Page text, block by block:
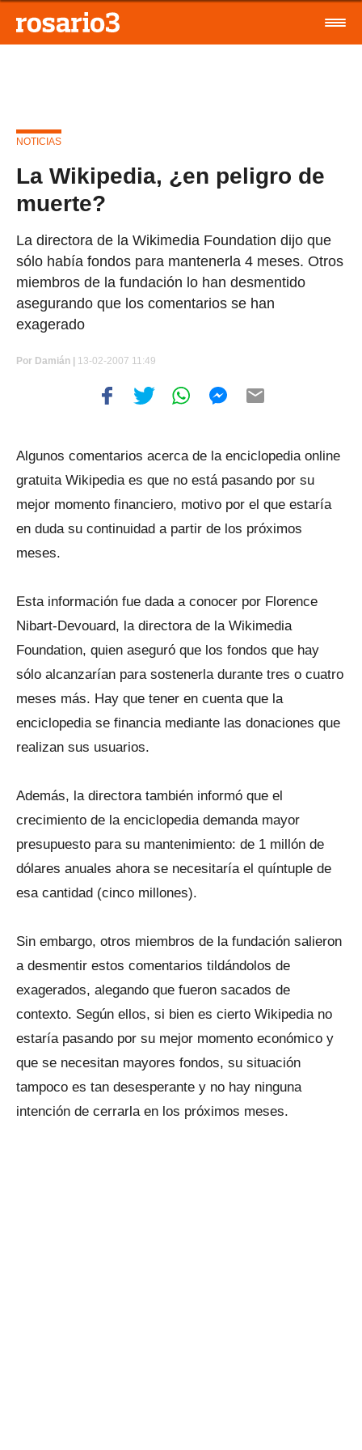
NOTICIAS
La Wikipedia, ¿en peligro de
muerte?
La directora de la Wikimedia Foundation dijo que
sólo había fondos para mantenerla 4 meses. Otros
miembros de la fundación lo han desmentido
asegurando que los comentarios se han
exagerado
Por Damián | 13-02-2007 11:49
Algunos comentarios acerca de la enciclopedia online
gratuita Wikipedia es que no está pasando por su
mejor momento financiero, motivo por el que estaría
en duda su continuidad a partir de los próximos
meses.
Esta información fue dada a conocer por Florence
Nibart-Devouard, la directora de la Wikimedia
Foundation, quien aseguró que los fondos que hay
sólo alcanzarían para sostenerla durante tres o cuatro
meses más. Hay que tener en cuenta que la
enciclopedia se financia mediante las donaciones que
realizan sus usuarios.
Además, la directora también informó que el
crecimiento de la enciclopedia demanda mayor
presupuesto para su mantenimiento: de 1 millón de
dólares anuales ahora se necesitaría el quíntuple de
esa cantidad (cinco millones).
Sin embargo, otros miembros de la fundación salieron
a desmentir estos comentarios tildándolos de
exagerados, alegando que fueron sacados de
contexto. Según ellos, si bien es cierto Wikipedia no
estaría pasando por su mejor momento económico y
que se necesitan mayores fondos, su situación
tampoco es tan desesperante y no hay ninguna
intención de cerrarla en los próximos meses.